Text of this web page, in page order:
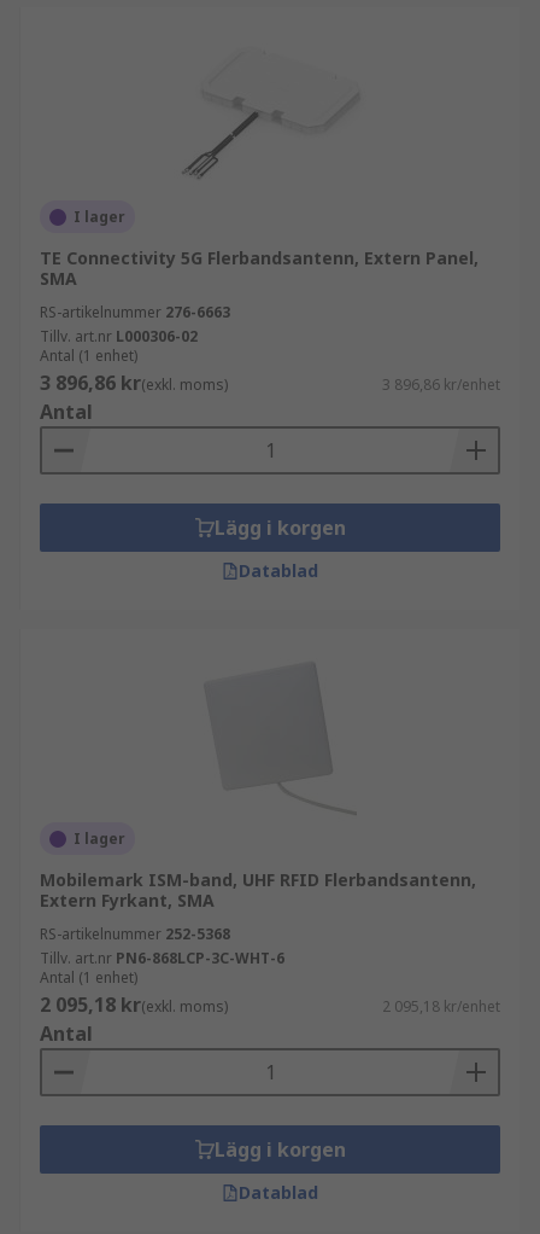
I lager
TE Connectivity 5G Flerbandsantenn, Extern Panel,
SMA
RS-artikelnummer 276-6663
Tillv. art.nr L000306-02
Antal (1 enhet)
3 896,86 kr(exkl. moms) 3 896,86 kr/enhet
Antal
Lägg i korgen
Datablad
I lager
Mobilemark ISM-band, UHF RFID Flerbandsantenn,
Extern Fyrkant, SMA
RS-artikelnummer 252-5368
Tillv. art.nr PN6-868LCP-3C-WHT-6
Antal (1 enhet)
2 095,18 kr(exkl. moms) 2 095,18 kr/enhet
Antal
Lägg i korgen
Datablad